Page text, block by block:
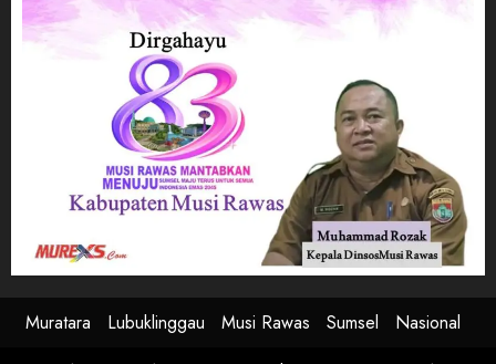
Muratara Lubuklinggau Musi Rawas Sumsel
Nasional